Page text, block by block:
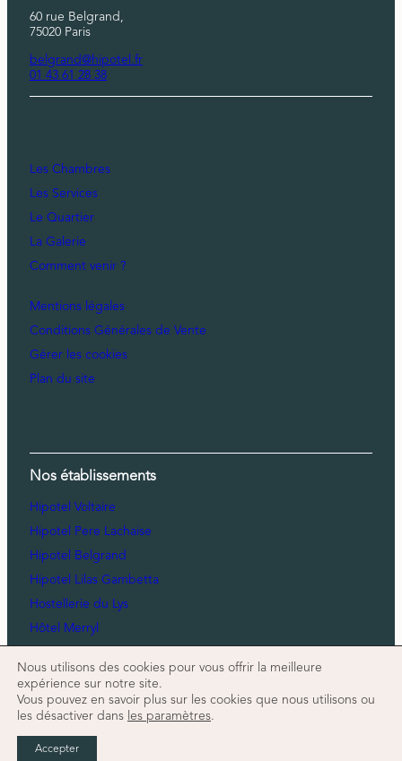
60 rue Belgrand,
75020 Paris
belgrand@hipotel.fr
01 43 61 28 38
Les Chambres
Les Services
Le Quartier
La Galerie
Comment venir ?
Mentions légales
Conditions Générales de Vente
Gérer les cookies
Plan du site
Nos établissements
Hipotel Voltaire
Hipotel Pere Lachaise
Hipotel Belgrand
Hipotel Lilas Gambetta
Hostellerie du Lys
Hôtel Merryl
Hipotel Paris Belgrand © 2025 | Conception et réalisation :
Nous utilisons des cookies pour vous offrir la meilleure
expérience sur notre site.
Vous pouvez en savoir plus sur les cookies que nous utilisons ou
les désactiver dans les paramètres.
Accepter